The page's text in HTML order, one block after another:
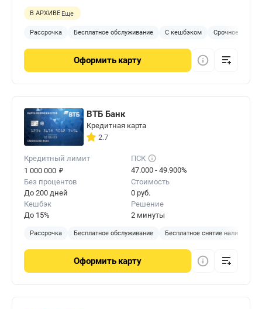
В АРХИВЕ Еще
Рассрочка Бесплатное обслуживание С кешбэком Срочное
Оформить карту
ВТБ Банк
Кредитная карта
2.7
Кредитный лимит
1 000 000 ₽
ПСК
47.000 - 49.900%
Без процентов
До 200 дней
Стоимость
0 руб.
Кешбэк
До 15%
Решение
2 минуты
Рассрочка Бесплатное обслуживание Бесплатное снятие наличных
Оформить карту